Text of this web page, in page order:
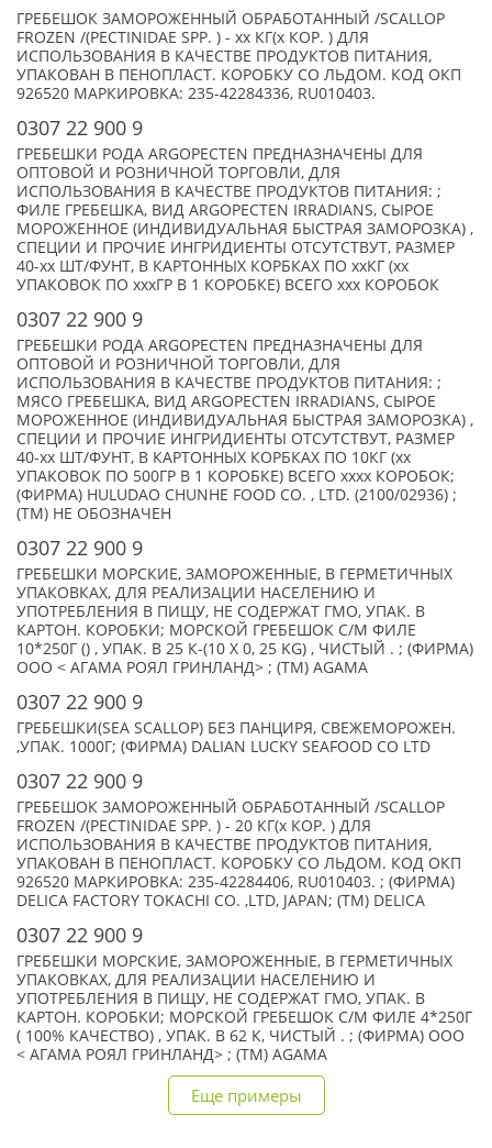
ГРЕБЕШОК ЗАМОРОЖЕННЫЙ ОБРАБОТАННЫЙ /SCALLOP
FROZEN /(PECTINIDAE SPP. ) - xx КГ(x КОР. ) ДЛЯ
ИСПОЛЬЗОВАНИЯ В КАЧЕСТВЕ ПРОДУКТОВ ПИТАНИЯ,
УПАКОВАН В ПЕНОПЛАСТ. КОРОБКУ СО ЛЬДОМ. КОД ОКП
926520 МАРКИРОВКА: 235-42284336, RU010403.
0307 22 900 9
ГРЕБЕШКИ РОДА ARGOPECTEN ПРЕДНАЗНАЧЕНЫ ДЛЯ
ОПТОВОЙ И РОЗНИЧНОЙ ТОРГОВЛИ, ДЛЯ
ИСПОЛЬЗОВАНИЯ В КАЧЕСТВЕ ПРОДУКТОВ ПИТАНИЯ: ;
ФИЛЕ ГРЕБЕШКА, ВИД ARGOPECTEN IRRADIANS, СЫРОЕ
МОРОЖЕННОЕ (ИНДИВИДУАЛЬНАЯ БЫСТРАЯ ЗАМОРОЗКА) ,
СПЕЦИИ И ПРОЧИЕ ИНГРИДИЕНТЫ ОТСУТСТВУТ, РАЗМЕР
40-xx ШТ/ФУНТ, В КАРТОННЫХ КОРБКАХ ПО xxКГ (xx
УПАКОВОК ПО xxxГР В 1 КОРОБКЕ) ВСЕГО xxx КОРОБОК
0307 22 900 9
ГРЕБЕШКИ РОДА ARGOPECTEN ПРЕДНАЗНАЧЕНЫ ДЛЯ
ОПТОВОЙ И РОЗНИЧНОЙ ТОРГОВЛИ, ДЛЯ
ИСПОЛЬЗОВАНИЯ В КАЧЕСТВЕ ПРОДУКТОВ ПИТАНИЯ: ;
МЯСО ГРЕБЕШКА, ВИД ARGOPECTEN IRRADIANS, СЫРОЕ
МОРОЖЕННОЕ (ИНДИВИДУАЛЬНАЯ БЫСТРАЯ ЗАМОРОЗКА) ,
СПЕЦИИ И ПРОЧИЕ ИНГРИДИЕНТЫ ОТСУТСТВУТ, РАЗМЕР
40-xx ШТ/ФУНТ, В КАРТОННЫХ КОРБКАХ ПО 10КГ (xx
УПАКОВОК ПО 500ГР В 1 КОРОБКЕ) ВСЕГО xxxx КОРОБОК;
(ФИРМА) HULUDAO CHUNHE FOOD CO. , LTD. (2100/02936) ;
(TM) НЕ ОБОЗНАЧЕН
0307 22 900 9
ГРЕБЕШКИ МОРСКИЕ, ЗАМОРОЖЕННЫЕ, В ГЕРМЕТИЧНЫХ
УПАКОВКАХ, ДЛЯ РЕАЛИЗАЦИИ НАСЕЛЕНИЮ И
УПОТРЕБЛЕНИЯ В ПИЩУ, НЕ СОДЕРЖАТ ГМО, УПАК. В
КАРТОН. КОРОБКИ; МОРСКОЙ ГРЕБЕШОК С/М ФИЛЕ
10*250Г () , УПАК. В 25 К-(10 X 0, 25 KG) , ЧИСТЫЙ . ; (ФИРМА)
ООО < АГАМА РОЯЛ ГРИНЛАНД> ; (TM) AGAMA
0307 22 900 9
ГРЕБЕШКИ(SEA SCALLOP) БЕЗ ПАНЦИРЯ, СВЕЖЕМОРОЖЕН.
,УПАК. 1000Г; (ФИРМА) DALIAN LUCKY SEAFOOD CO LTD
0307 22 900 9
ГРЕБЕШОК ЗАМОРОЖЕННЫЙ ОБРАБОТАННЫЙ /SCALLOP
FROZEN /(PECTINIDAE SPP. ) - 20 КГ(x КОР. ) ДЛЯ
ИСПОЛЬЗОВАНИЯ В КАЧЕСТВЕ ПРОДУКТОВ ПИТАНИЯ,
УПАКОВАН В ПЕНОПЛАСТ. КОРОБКУ СО ЛЬДОМ. КОД ОКП
926520 МАРКИРОВКА: 235-42284406, RU010403. ; (ФИРМА)
DELICA FACTORY TOKACHI CO. ,LTD, JAPAN; (TM) DELICA
0307 22 900 9
ГРЕБЕШКИ МОРСКИЕ, ЗАМОРОЖЕННЫЕ, В ГЕРМЕТИЧНЫХ
УПАКОВКАХ, ДЛЯ РЕАЛИЗАЦИИ НАСЕЛЕНИЮ И
УПОТРЕБЛЕНИЯ В ПИЩУ, НЕ СОДЕРЖАТ ГМО, УПАК. В
КАРТОН. КОРОБКИ; МОРСКОЙ ГРЕБЕШОК С/М ФИЛЕ 4*250Г
( 100% КАЧЕСТВО) , УПАК. В 62 К, ЧИСТЫЙ . ; (ФИРМА) ООО
< АГАМА РОЯЛ ГРИНЛАНД> ; (TM) AGAMA
Еще примеры